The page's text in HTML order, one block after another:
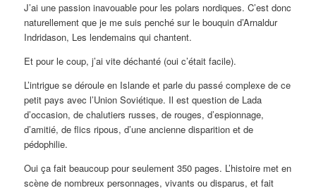
J’ai une passion inavouable pour les polars nordiques. C’est donc
naturellement que je me suis penché sur le bouquin d’Arnaldur
Indridason, Les lendemains qui chantent.
Et pour le coup, j’ai vite déchanté (oui c’était facile).
L’intrigue se déroule en Islande et parle du passé complexe de ce
petit pays avec l’Union Soviétique. Il est question de Lada
d’occasion, de chalutiers russes, de rouges, d’espionnage,
d’amitié, de flics ripous, d’une ancienne disparition et de
pédophilie.
Oui ça fait beaucoup pour seulement 350 pages. L’histoire met en
scène de nombreux personnages, vivants ou disparus, et fait